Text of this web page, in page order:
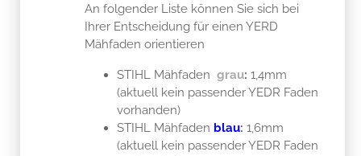
An folgender Liste können Sie sich bei
Ihrer Entscheidung für einen YERD
Mähfaden orientieren
STIHL Mähfaden grau: 1,4mm
(aktuell kein passender YEDR Faden
vorhanden)
STIHL Mähfaden blau: 1,6mm
(aktuell kein passender YEDR Faden